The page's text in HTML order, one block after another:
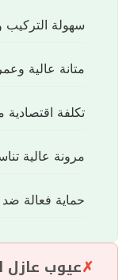
سهولة التركيب
متانة عالية
تكلفة اقتصادية
مرونة عالية
حماية فعالة
عيوب عازل